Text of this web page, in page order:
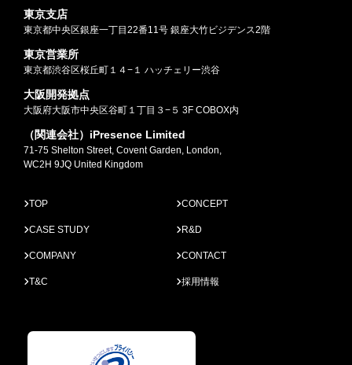
東京支店
東京都中央区銀座一丁目22番11号 銀座大竹ビジデンス2階
東京営業所
東京都渋谷区桜丘町１４−１ ハッチェリー渋谷
大阪開発拠点
大阪府大阪市中央区谷町１丁目３−５ 3F COBOX内
（関連会社）iPresence Limited
71-75 Shelton Street, Covent Garden, London,
WC2H 9JQ United Kingdom
TOP CONCEPT
CASE STUDY R&D
COMPANY CONTACT
T&C 採用情報